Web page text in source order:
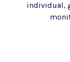
individual,